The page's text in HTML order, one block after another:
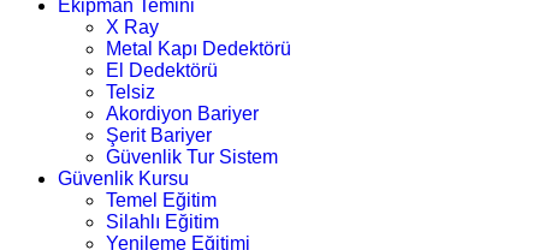
Ekipman Temini
X Ray
Metal Kapı Dedektörü
El Dedektörü
Telsiz
Akordiyon Bariyer
Şerit Bariyer
Güvenlik Tur Sistem
Güvenlik Kursu
Temel Eğitim
Silahlı Eğitim
Yenileme Eğitimi